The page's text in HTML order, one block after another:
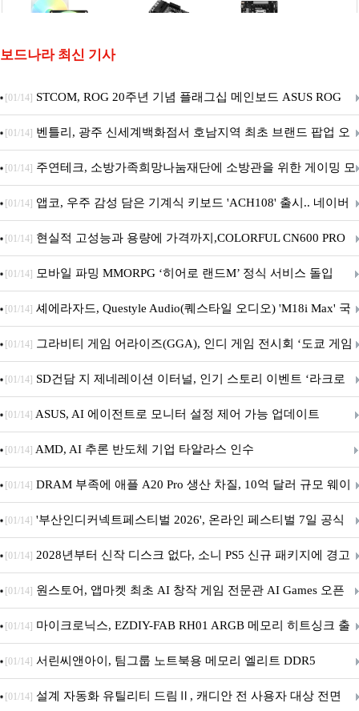
보드나라 최신 기사
[01/14] STCOM, ROG 20주년 기념 플래그십 메인보드 ASUS ROG
Crosshair X870E EDITION 20 국내 출시 예정
[01/14] 벤틀리, 광주 신세계백화점서 호남지역 최초 브랜드 팝업 오
픈
[01/14] 주연테크, 소방가족희망나눔재단에 소방관을 위한 게이밍 모
니터·스마트 펫 침대 기부
[01/14] 앱코, 우주 감성 담은 기계식 키보드 'ACH108' 출시.. 네이버
브랜드데이 기획전 진행
[01/14] 현실적 고성능과 용량에 가격까지,COLORFUL CN600 PRO
M.2 NVMe 디앤디컴 1TB
[01/14] 모바일 파밍 MMORPG ‘히어로 랜드M’ 정식 서비스 돌입
[01/14] 셰에라자드, Questyle Audio(퀘스타일 오디오) 'M18i Max' 국
내 정식 출시
[01/14] 그라비티 게임 어라이즈(GGA), 인디 게임 전시회 ‘도쿄 게임
던전 13’ 참가!
[01/14] SD건담 지 제네레이션 이터널, 인기 스토리 이벤트 ‘라크로
아의 용사’ 재개최 및 풍성한 기념 이벤트 실시!
[01/14] ASUS, AI 에이전트로 모니터 설정 제어 가능 업데이트
[01/14] AMD, AI 추론 반도체 기업 타알라스 인수
[01/14] DRAM 부족에 애플 A20 Pro 생산 차질, 10억 달러 규모 웨이
퍼 대기
[01/14] '부산인디커넥트페스티벌 2026', 온라인 페스티벌 7일 공식
개막... 22일간 진행
[01/14] 2028년부터 신작 디스크 없다, 소니 PS5 신규 패키지에 경고
문 추가
[01/14] 원스토어, 앱마켓 최초 AI 창작 게임 전문관 AI Games 오픈
[01/14] 마이크로닉스, EZDIY-FAB RH01 ARGB 메모리 히트싱크 출
시
[01/14] 서린씨앤아이, 팀그룹 노트북용 메모리 엘리트 DDR5
5600MHz 16GB 출시
[01/14] 설계 자동화 유틸리티 드림Ⅱ, 캐디안 전 사용자 대상 전면